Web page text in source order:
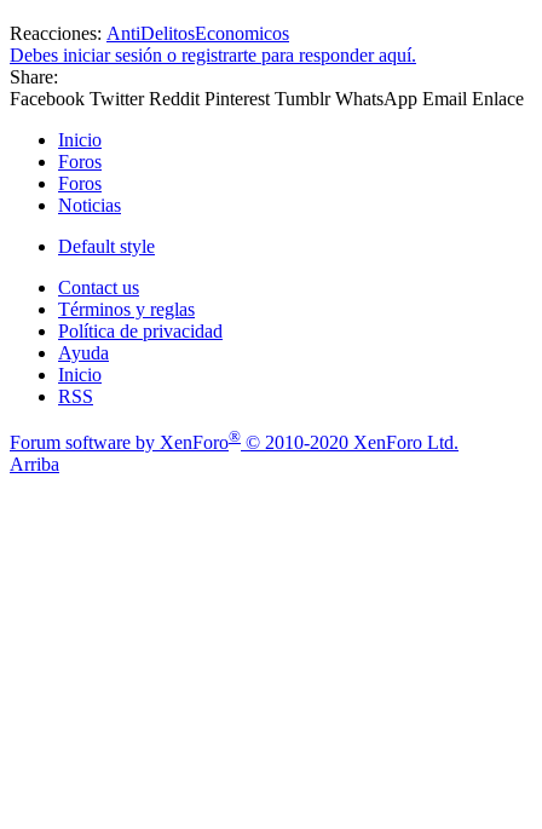
Reacciones: AntiDelitosEconomicos
Debes iniciar sesión o registrarte para responder aquí.
Share:
Facebook Twitter Reddit Pinterest Tumblr WhatsApp Email Enlace
Inicio
Foros
Foros
Noticias
Default style
Contact us
Términos y reglas
Política de privacidad
Ayuda
Inicio
RSS
Forum software by XenForo® © 2010-2020 XenForo Ltd.
Arriba